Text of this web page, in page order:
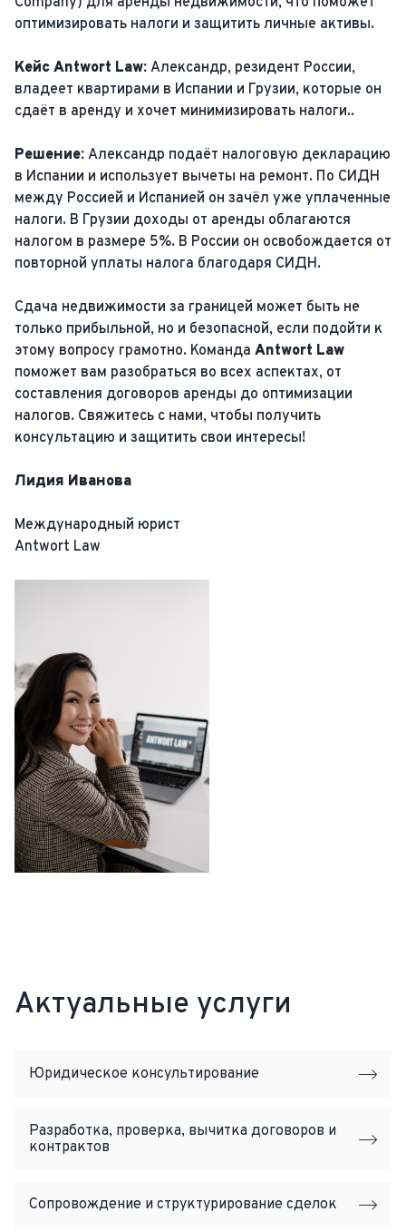
оптимизировать налоги и защитить личные активы.
Кейс Antwort Law: Александр, резидент России,
владеет квартирами в Испании и Грузии, которые он
сдаёт в аренду и хочет минимизировать налоги..
Решение: Александр подаёт налоговую декларацию
в Испании и использует вычеты на ремонт. По СИДН
между Россией и Испанией он зачёл уже уплаченные
налоги. В Грузии доходы от аренды облагаются
налогом в размере 5%. В России он освобождается от
повторной уплаты налога благодаря СИДН.
Сдача недвижимости за границей может быть не
только прибыльной, но и безопасной, если подойти к
этому вопросу грамотно. Команда Antwort Law
поможет вам разобраться во всех аспектах, от
составления договоров аренды до оптимизации
налогов. Свяжитесь с нами, чтобы получить
консультацию и защитить свои интересы!
Лидия Иванова
Международный юрист
Antwort Law
Актуальные услуги
Юридическое консультирование
Разработка, проверка, вычитка договоров и
контрактов
Сопровождение и структурирование сделок